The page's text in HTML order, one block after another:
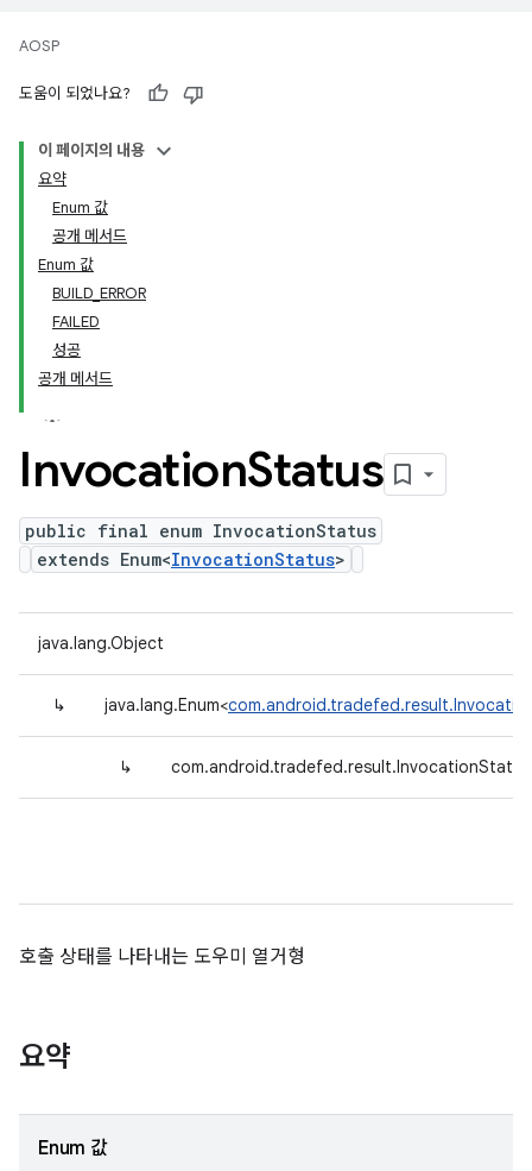
AOSP
도움이 되었나요?
이 페이지의 내용
요약
Enum 값
공개 메서드
Enum 값
BUILD_ERROR
FAILED
성공
공개 메서드
InvocationStatus
public final enum InvocationStatus
extends Enum<InvocationStatus>
java.lang.Object
↳ java.lang.Enum<
↳ com.android.tradefed.result.InvocationStatus
호출 상태를 나타내는 도우미 열거형
요약
Enum 값